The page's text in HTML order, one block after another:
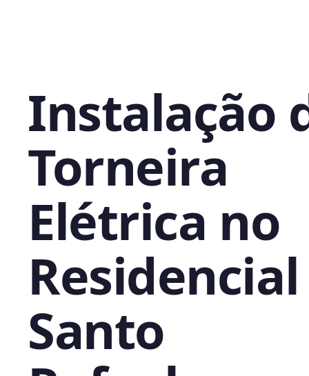
Instalação
Torneira
Elétrica no
Residencial
Santo